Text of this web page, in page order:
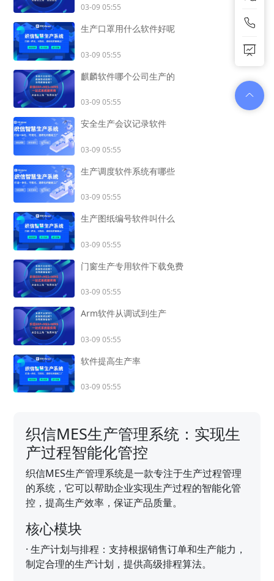
03-09 05:55
生产口罩用什么软件好呢
03-09 05:55
麒麟软件哪个公司生产的
03-09 05:55
安全生产会议记录软件
03-09 05:55
生产调度软件系统有哪些
03-09 05:55
生产图纸编号软件叫什么
03-09 05:55
门窗生产专用软件下载免费
03-09 05:55
Arm软件从调试到生产
03-09 05:55
软件提高生产率
03-09 05:55
织信MES生产管理系统：实现生
产过程智能化管控
织信MES生产管理系统是一款专注于生产过程管理
的系统，它可以帮助企业实现生产过程的智能化管
控，提高生产效率，保证产品质量。
核心模块
·生产计划与排程：支持根据销售订单和生产能力，
制定合理的生产计划，提供高级排程算法。